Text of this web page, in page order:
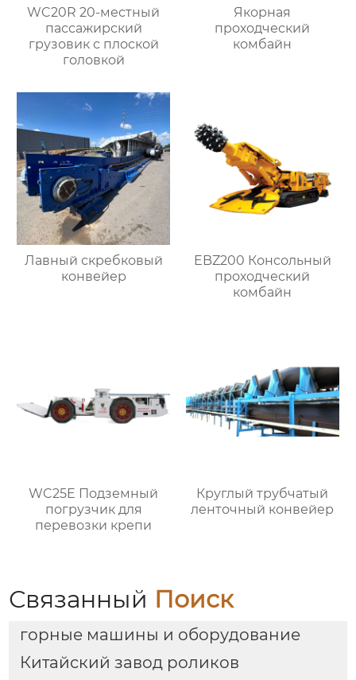
WC20R 20-местный
пассажирский
грузовик с плоской
головкой
Якорная
проходческий
комбайн
Лавный скребковый
конвейер
EBZ200 Консольный
проходческий
комбайн
WC25E Подземный
погрузчик для
перевозки крепи
Круглый трубчатый
ленточный конвейер
Связанный Поиск
горные машины и оборудование
Китайский завод роликов